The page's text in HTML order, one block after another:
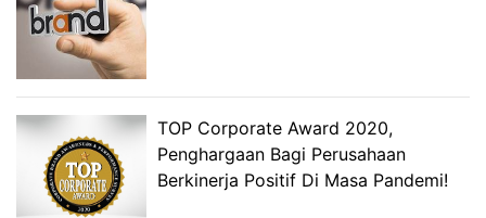
TOP Corporate Award 2020,
Penghargaan Bagi Perusahaan
Berkinerja Positif Di Masa Pandemi!